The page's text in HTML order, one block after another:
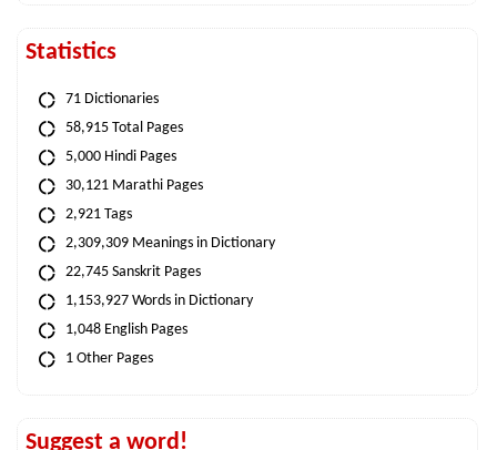
Statistics
71 Dictionaries
58,915 Total Pages
5,000 Hindi Pages
30,121 Marathi Pages
2,921 Tags
2,309,309 Meanings in Dictionary
22,745 Sanskrit Pages
1,153,927 Words in Dictionary
1,048 English Pages
1 Other Pages
Suggest a word!